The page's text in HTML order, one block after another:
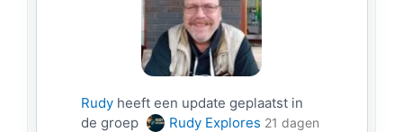
Rudy heeft een update geplaatst in
de groep
Rudy Explores 21 dagen